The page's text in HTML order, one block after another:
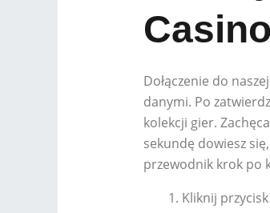
Dołączenie do
danymi. Po
kolekcji gier.
sekundę dowiesz
przewodnik krok po
Kliknij